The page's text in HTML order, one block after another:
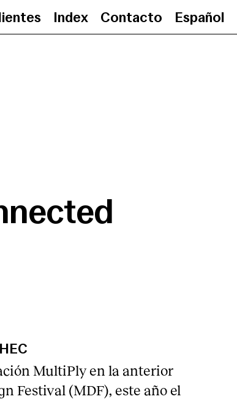
Index Contacto Español
MultiPly en la anterior
Festival (MDF), este año el